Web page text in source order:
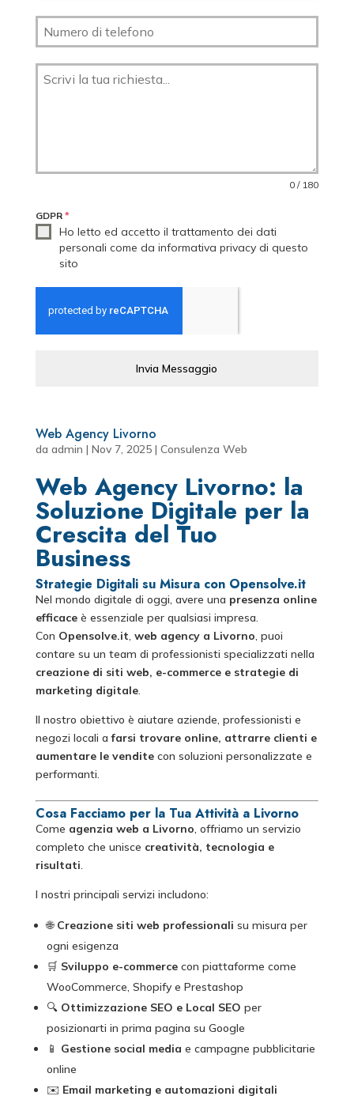
0 / 180
GDPR *
Ho letto ed accetto il trattamento dei dati
personali come da informativa privacy di questo
sito
Invia Messaggio
Web Agency Livorno
da admin | Nov 7, 2025| Consulenza Web
Web Agency Livorno: la
Soluzione Digitale per la
Crescita del Tuo
Business
Strategie Digitali su Misura con Opensolve.it
Nel mondo digitale di oggi, avere una presenza online
efficaceè essenziale per qualsiasi impresa.
Con Opensolve.it, web agency a Livorno, puoi
contare su un team di professionisti specializzati nella
creazione di siti web, e-commerce e strategie di
marketing digitale.
Il nostro obiettivo è aiutare aziende, professionisti e
negozi locali afarsi trovare online, attrarre clienti e
aumentare le venditecon soluzioni personalizzate e
performanti.
Cosa Facciamo per la Tua Attività a Livorno
Come agenzia web a Livorno, offriamo un servizio
completo che unisce creatività, tecnologia e
risultati.
I nostri principali servizi includono:
🌐 Creazione siti web professionali su misura per
ogni esigenza
🛒 Sviluppo e-commercecon piattaforme come
WooCommerce, Shopify e Prestashop
🔍 Ottimizzazione SEO e Local SEO per
posizionarti in prima pagina su Google
📱 Gestione social media e campagne pubblicitarie
online
✉️ Email marketing e automazioni digitali